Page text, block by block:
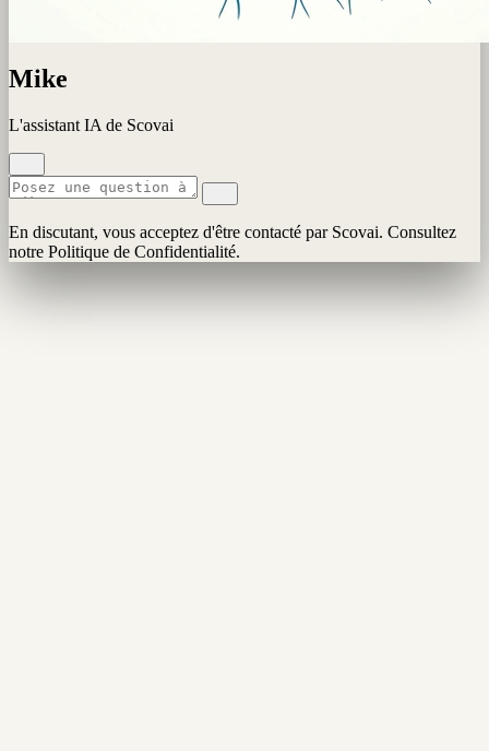
Mike
L'assistant IA de Scovai
En discutant, vous acceptez d'être contacté par Scovai. Consultez
notre Politique de Confidentialité.